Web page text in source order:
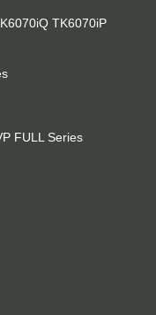
TK6070iP
FULL Series